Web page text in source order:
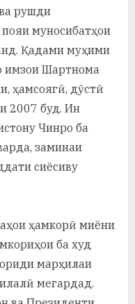
рушди
муносибатҳои
Қадами муҳими
имзои Шартнома
ҳамсоягӣ, дӯстӣ
2007 буд. Ин
Чинро ба
заминаи
сиёсиву
ҳамкорӣ миёни
ба худ
марҳилаи
мегардад.